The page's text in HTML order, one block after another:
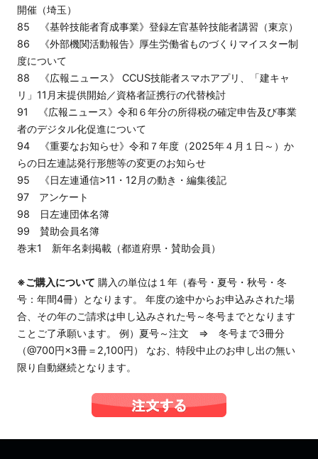
開催（埼玉）
85 《基幹技能者育成事業》登録左官基幹技能者講習（東京）
86 《外部機関活動報告》厚生労働省ものづくりマイスター制
度について
88 《広報ニュース》 CCUS技能者スマホアプリ、「建キャ
リ」11月末提供開始／資格者証携行の代替検討
91 《広報ニュース》令和６年分の所得税の確定申告及び事業
者のデジタル化促進について
94 《重要なお知らせ》令和７年度（2025年４月１日～）か
らの日左連誌発行形態等の変更のお知らせ
95 《日左連通信>11・12月の動き・編集後記
97 アンケート
98 日左連団体名簿
99 賛助会員名簿
巻末1 新年名刺掲載（都道府県・賛助会員）
※ご購入について 購入の単位は１年（春号・夏号・秋号・冬
号：年間4冊）となります。 年度の途中からお申込みされた場
合、その年のご請求は申し込みされた号～冬号までとなります
ことご了承願います。 例）夏号～注文 ⇒ 冬号まで3冊分
（@700円×3冊＝2,100円） なお、特段中止のお申し出の無い
限り自動継続となります。